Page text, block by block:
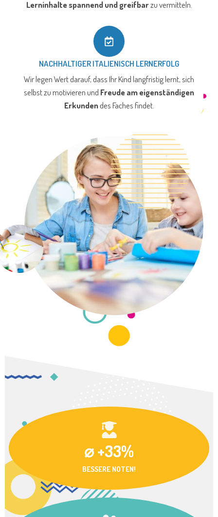
Lerninhalte spannend und greifbarzu vermitteln.
NACHHALTIGER ITALIENISCH LERNERFOLG
Wir legen Wert darauf, dass Ihr Kind langfristig lernt, sich
selbst zu motivieren und Freude am eigenständigen
Erkundendes Faches findet.
⌀ +33%
BESSERE NOTEN!